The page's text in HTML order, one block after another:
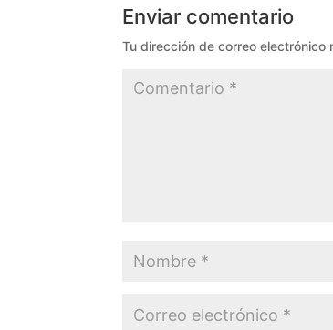
Enviar comentario
Tu dirección de correo electrónico